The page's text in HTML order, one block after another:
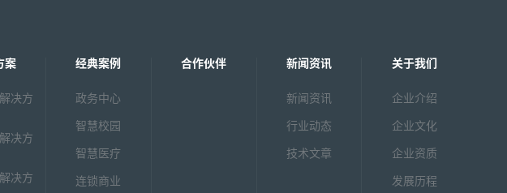
案
决方
决方
决方
经典案例
政务中心
智慧校园
智慧医疗
连锁商业
合作伙伴 新闻资讯
新闻资讯
行业动态
技术文章
关于我们
企业介绍
企业文化
企业资质
发展历程